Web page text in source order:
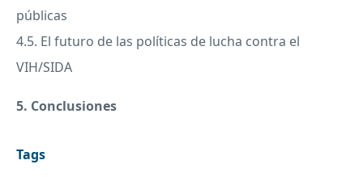
públicas
4.5. El futuro de las políticas de lucha contra el
VIH/SIDA
5. Conclusiones
Tags